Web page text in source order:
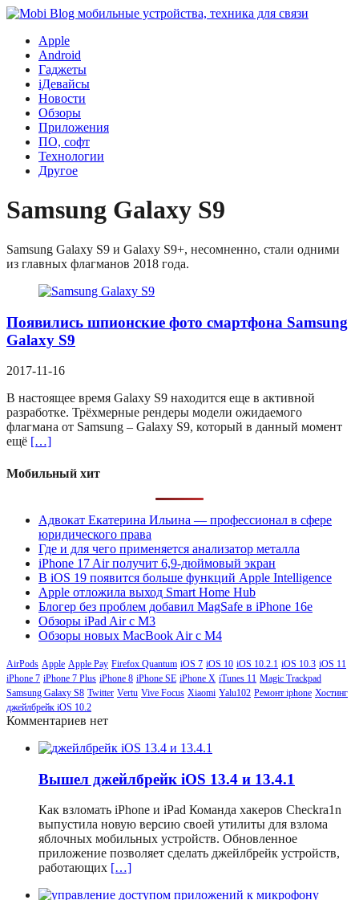
Apple
Android
Гаджеты
iДевайсы
Новости
Обзоры
Приложения
ПО, софт
Технологии
Другое
Samsung Galaxy S9
Samsung Galaxy S9 и Galaxy S9+, несомненно, стали одними
из главных флагманов 2018 года.
Появились шпионские фото смартфона Samsung
Galaxy S9
2017-11-16
В настоящее время Galaxy S9 находится еще в активной
разработке. Трёхмерные рендеры модели ожидаемого
флагмана от Samsung – Galaxy S9, который в данный момент
ещё […]
Мобильный хит
Адвокат Екатерина Ильина — профессионал в сфере
юридического права
Где и для чего применяется анализатор металла
iPhone 17 Air получит 6,9-дюймовый экран
В iOS 19 появится больше функций Apple Intelligence
Apple отложила выход Smart Home Hub
Блогер без проблем добавил MagSafe в iPhone 16e
Обзоры iPad Air с M3
Обзоры новых MacBook Air с M4
AirPods Apple Apple Pay Firefox Quantum iOS 7 iOS 10 iOS 10.2.1 iOS 10.3 iOS 11
iPhone 7 iPhone 7 Plus iPhone 8 iPhone SE iPhone X iTunes 11 Magic Trackpad
Samsung Galaxy S8 Twitter Vertu Vive Focus Xiaomi Yalu102 Ремонт iphone Хостинг
джейлбрейк iOS 10.2
Комментариев нет
Вышел джейлбрейк iOS 13.4 и 13.4.1
Как взломать iPhone и iPad Команда хакеров Checkra1n
выпустила новую версию своей утилиты для взлома
яблочных мобильных устройств. Обновленное
приложение позволяет сделать джейлбрейк устройств,
работающих […]